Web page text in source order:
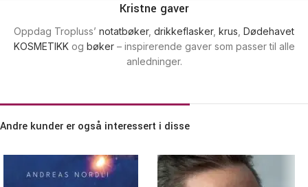
Kristne gaver
Oppdag Tropluss’ notatbøker, drikkeflasker, krus Dødehavet
KOSMETIKKog bøker– inspirerende gaver som passer til alle
anledninger.
Andre kunder er også interessert i disse